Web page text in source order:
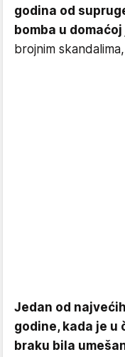
godina od
bomba u
brojnim
Jedan od
godine, kada je u
braku bila